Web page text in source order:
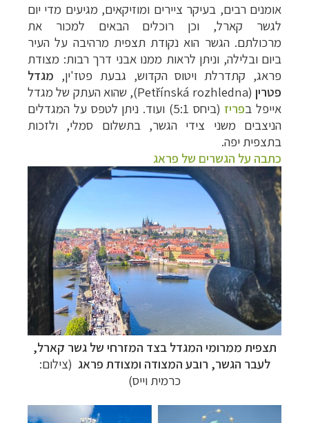
אומנים רבים, בעיקר ציירים ומוזיקאים, מגיעים מדי יום
לגשר קארל, וכן רוכלים הבאים למכור את
מרכולתם.הגשר הוא נקודת תצפית מרהיבה על העיר
ביום ובלילה, וניתן לראות ממנו אבני דרך רבות: מצודת
פראג, קתדרלת ויטוס הקדוש, גבעת פטז'ין, מגדל
פטרין(
Petřínská rozhledna), שהוא העתק של מגדל
אייפל בפריז
(ביחס 5:1) ועוד. ניתן לטפס על המגדלים
הניצבים משני צידי הגשר, בתשלום סמלי, ולזכות
בתצפית יפה.
כתבה על הגשרים של פראג
תצפית ממרומי המגדל בצד המזרחי של גשר קארל,
לעבר הגשר, רובע המצודה ומצודת פראג (צילום:
כרמית וייס)